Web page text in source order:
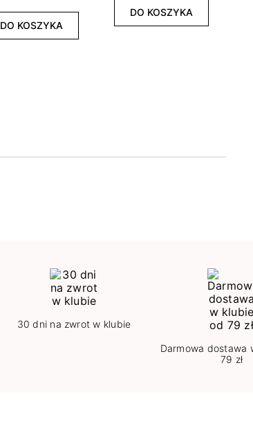
DO KOSZYKA
DO KOSZYKA
30 dni na zwrot w klubie
Darmowa dostawa
79 zł